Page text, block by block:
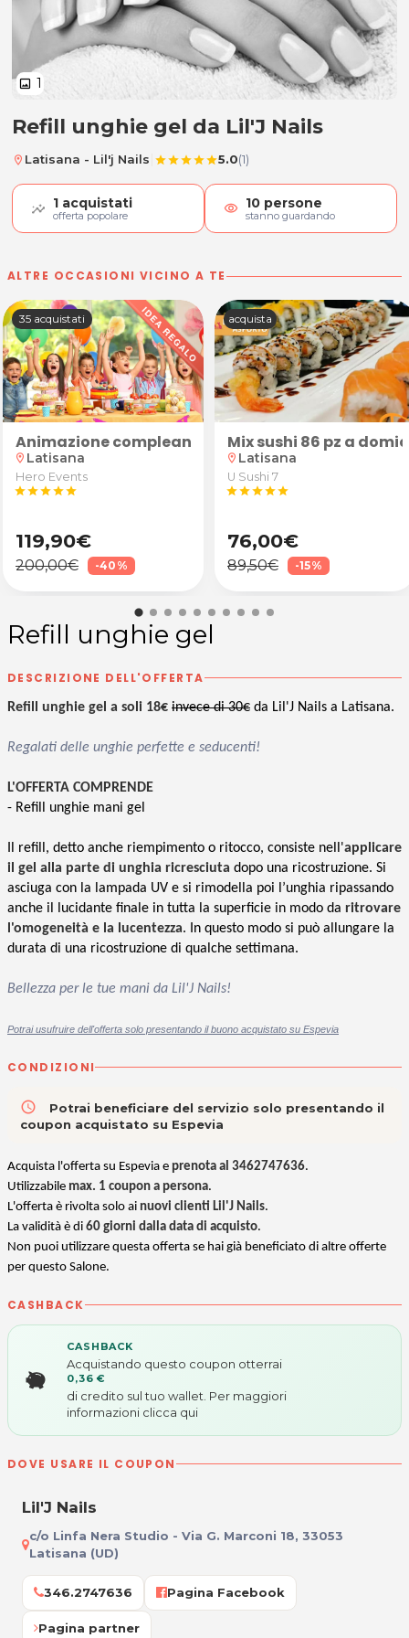
image 1
Refill unghie gel
Refill unghie gel da Lil'J Nails
location_on Latisana - Lil'j Nails starstarstarstarstar5.0(1)
1 acquistati
offerta popolare visibility 10 persone
stanno guardando
ALTRE OCCASIONI VICINO A TE
35 acquistati
Animazione compleanno bambini
location_on Latisana
Hero Events
starstarstarstarstar
119,90€
200,00€ -40%
acquista
Mix sushi 86 pz a
location_on Latisana
U Sushi 7
starstarstarstarstar
76,00€
89,50€ -15%
Refill unghie gel
DESCRIZIONE DELL'OFFERTA
Refill unghie gel a soli 18€ invece di 30€ da Lil'J Nails a Latisana.
Regalati delle unghie perfette e seducenti!
L'OFFERTA COMPRENDE
- Refill unghie mani gel
Il refill, detto anche riempimento o ritocco, consiste nell'applicare
il gel alla parte di unghia ricresciuta dopo una ricostruzione. Si
asciuga con la lampada UV e si rimodella poi l’unghia ripassando
anche il lucidante finale in tutta la superficie in modo da ritrovare
l'omogeneità e la lucentezza. In questo modo si può allungare la
durata di una ricostruzione di qualche settimana.
Bellezza per le tue mani da Lil'J Nails!
Potrai usufruire dell'offerta solo presentando il buono acquistato su Espevia
CONDIZIONI
access_time
Potrai beneficiare del servizio solo presentando il
coupon acquistato su Espevia
Acquista l'offerta su Espevia e prenota al 3462747636.
Utilizzabile max. 1 coupon a persona.
L'offerta è rivolta solo ai nuovi clienti Lil'J Nails.
La validità è di 60 giorni dalla data di acquisto.
Non puoi utilizzare questa offerta se hai già beneficiato di altre offerte
per questo Salone.
CASHBACK
CASHBACK
Acquistando questo coupon otterrai
0,36 €
di credito sul tuo wallet. Per maggiori
informazioni clicca qui
DOVE USARE IL COUPON
Lil'J Nails
c/o Linfa Nera Studio - Via G. Marconi 18, 33053
Latisana (UD)
346.2747636 Pagina Facebook
Pagina partner